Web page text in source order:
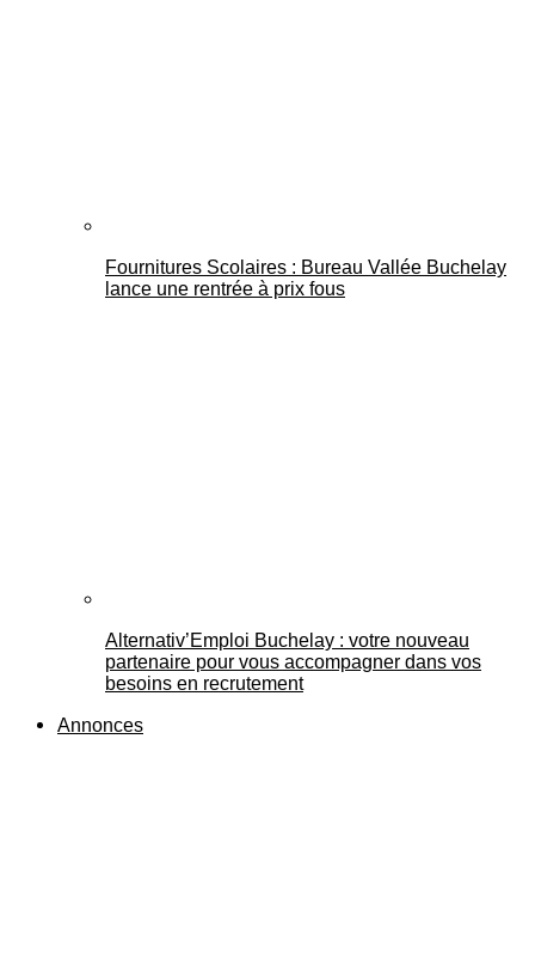
Fournitures Scolaires : Bureau Vallée Buchelay
lance une rentrée à prix fous
Alternativ’Emploi Buchelay : votre nouveau
partenaire pour vous accompagner dans vos
besoins en recrutement
Annonces